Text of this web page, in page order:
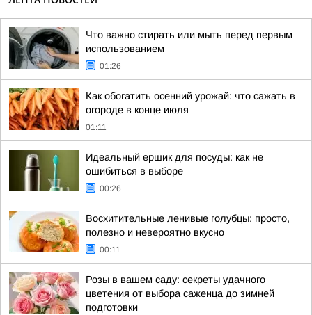
Что важно стирать или мыть перед первым
использованием
01:26
Как обогатить осенний урожай: что сажать в
огороде в конце июля
01:11
Идеальный ершик для посуды: как не
ошибиться в выборе
00:26
Восхитительные ленивые голубцы: просто,
полезно и невероятно вкусно
00:11
Розы в вашем саду: секреты удачного
цветения от выбора саженца до зимней
подготовки